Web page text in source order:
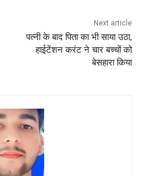
Next article
पत्नी के बाद पिता का भी साया उठा,
हाईटेंशन करंट ने चार बच्चों को
बेसहारा किया